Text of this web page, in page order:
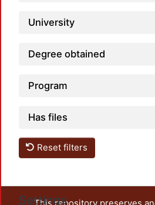
University
Degree obtained
Program
Has files
Reset filters
Settings